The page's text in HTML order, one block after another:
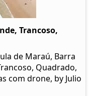
Trancoso,
de Maraú, Barra
Quadrado,
com drone, by Julio